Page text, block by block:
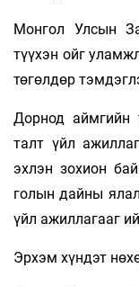
Монгол Улсын
түүхэн ойг
төгөлдөр
Дорнод аймгийн
талт үйл
эхлэн зохион
голын дайны
үйл ажиллагааг
Эрхэм хүндэт